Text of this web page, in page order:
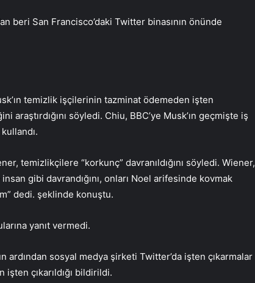
beri San Francisco’daki Twitter binasının önünde
temizlik işçilerinin tazminat ödemeden işten
araştırdığını söyledi. Chiu, BBC’ye Musk’ın geçmişte iş
temizlikçilere “korkunç” davranıldığını söyledi. Wiener,
gibi davrandığını, onları Noel arifesinde kovmak
dedi. şeklinde konuştu.
yanıt vermedi.
ardından sosyal medya şirketi Twitter’da işten çıkarmalar
işten çıkarıldığı bildirildi.